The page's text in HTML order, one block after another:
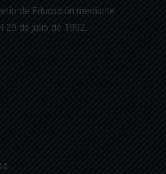
de Educación mediante
29 de julio de 1992.